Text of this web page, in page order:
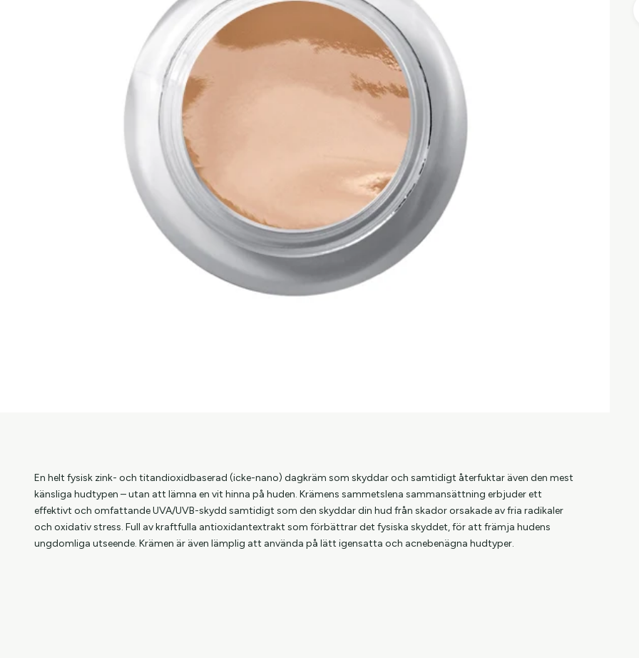
En helt fysisk zink- och titandioxidbaserad (icke-nano) dagkräm som skyddar och samtidigt återfuktar även den mest
känsliga hudtypen – utan att lämna en vit hinna på huden. Krämens sammetslena sammansättning erbjuder ett
effektivt och omfattande UVA/UVB-skydd samtidigt som den skyddar din hud från skador orsakade av fria radikaler
och oxidativ stress. Full av kraftfulla antioxidantextrakt som förbättrar det fysiska skyddet, för att främja hudens
ungdomliga utseende. Krämen är även lämplig att använda på lätt igensatta och acnebenägna hudtyper.